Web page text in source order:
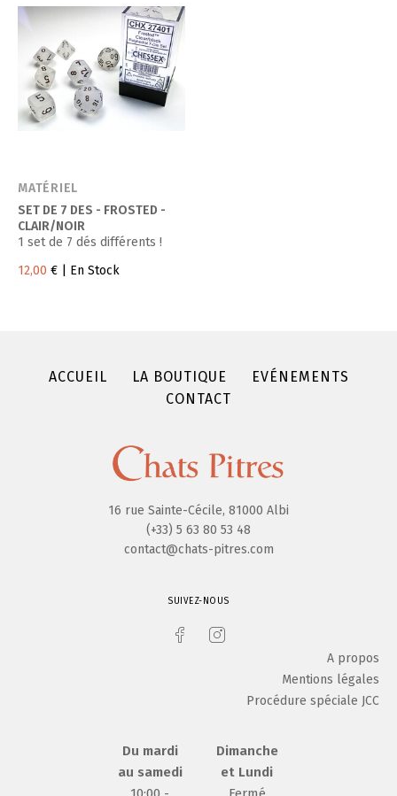
MATÉRIEL
SET DE 7 DES - FROSTED -
CLAIR/NOIR
1 set de 7 dés différents !
12,00 € | En Stock
ACCUEIL LA BOUTIQUE
EVÉNEMENTS
CONTACT
SUIVEZ-NOUS
16 rue Sainte-Cécile, 81000 Albi
(+33) 5 63 80 53 48
contact@chats-pitres.com
A propos
Mentions légales
Procédure spéciale JCC
Du mardi
au samedi
Dimanche
et Lundi